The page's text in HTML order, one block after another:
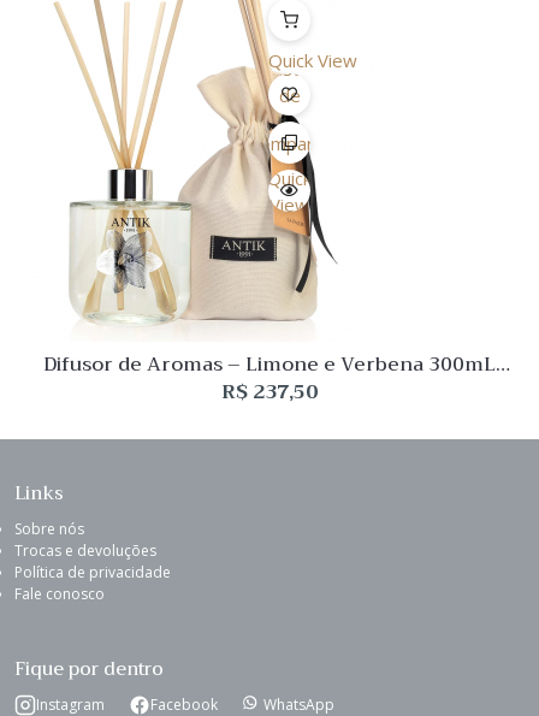
Quick View
Lista
de
Desejo
Comparar
Quick
View
Difusor de Aromas – Limone e Verbena 300mL
Antik
R$237,50
Links
Sobre nós
Trocas e devoluções
Política de privacidade
Fale conosco
Fique por dentro
Instagram Facebook WhatsApp